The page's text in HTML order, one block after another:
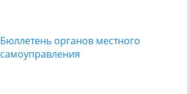
Бюллетень органов местного
самоуправления